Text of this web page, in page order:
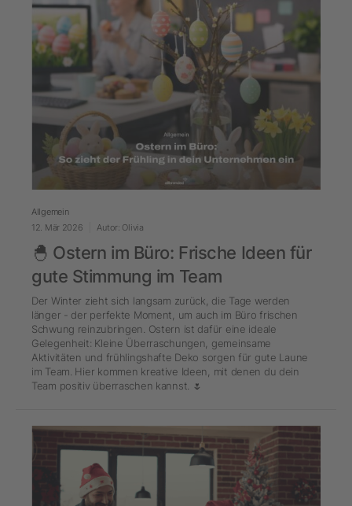
Allgemein
12. Mär 2026
Autor: Olivia
🐣 Ostern im Büro: Frische Ideen für
gute Stimmung im Team
Der Winter zieht sich langsam zurück, die Tage werden
länger - der perfekte Moment, um auch im Büro frischen
Schwung reinzubringen. Ostern ist dafür eine ideale
Gelegenheit: Kleine Überraschungen, gemeinsame
Aktivitäten und frühlingshafte Deko sorgen für gute Laune
im Team. Hier kommen kreative Ideen, mit denen du dein
Team positiv überraschen kannst. 🌷